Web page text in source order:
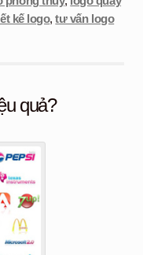
kế logo,tư vấn logo
quả?